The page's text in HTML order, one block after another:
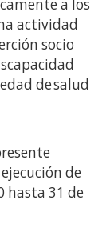
a los
actividad
socio
de salud
de
hasta 31 de